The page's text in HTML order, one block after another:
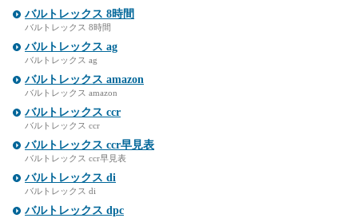
バルトレックス 8時間
バルトレックス 8時間
バルトレックス ag
バルトレックス ag
バルトレックス amazon
バルトレックス amazon
バルトレックス ccr
バルトレックス ccr
バルトレックス ccr早見表
バルトレックス ccr早見表
バルトレックス di
バルトレックス di
バルトレックス dpc